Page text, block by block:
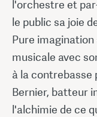
l'orchestre et
le public sa joie
Pure
musicale avec
à la contrebasse
Bernier, batteur
l'alchimie de ce